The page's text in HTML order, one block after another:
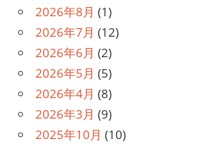
2026年8月 (1)
2026年7月 (12)
2026年6月 (2)
2026年5月 (5)
2026年4月 (8)
2026年3月 (9)
2025年10月 (10)